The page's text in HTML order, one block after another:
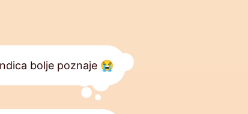
bolje poznaje 😭